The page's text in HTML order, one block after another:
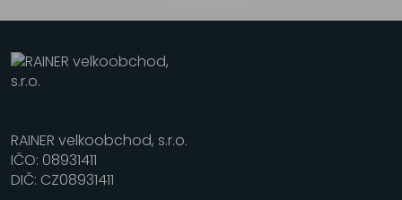
RAINER velkoobchod, s.r.o.
IČO: 08931411
DIČ: CZ08931411